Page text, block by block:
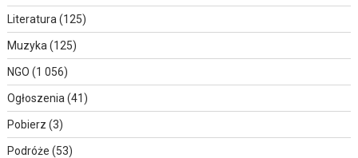
Literatura (125)
Muzyka (125)
NGO (1 056)
Ogłoszenia (41)
Pobierz (3)
Podróże (53)